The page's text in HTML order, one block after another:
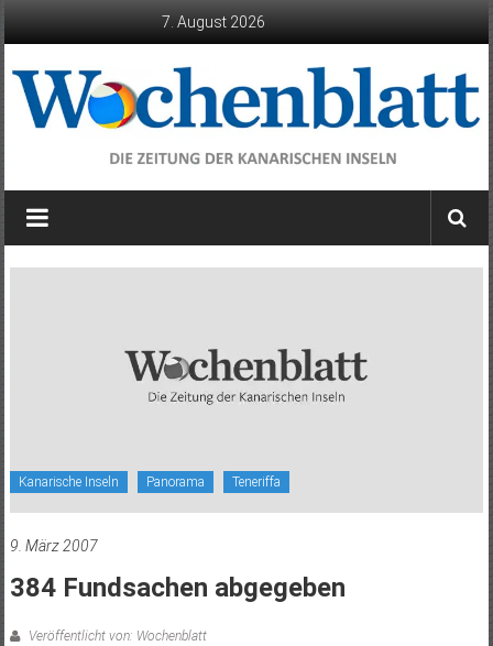
7. August 2026
Wochenblatt
die
Kanarische Inseln Panorama Teneriffa
9. März 2007
384 Fundsachen abgegeben
Veröffentlicht von: Wochenblatt